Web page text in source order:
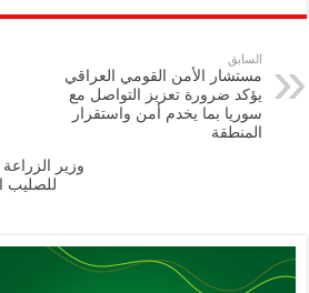
p
y
Li
n
eb
oo
k
tt
nt
at
A
p
السابق
مستشار الأمن القومي العراقي
يؤكد ضرورة تعزيز التواصل مع
سوريا بما يخدم أمن واستقرار
المنطقة
وزير
للصليب